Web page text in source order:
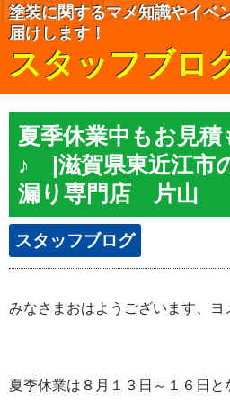
塗装に関するマメ知識やイベ
届けします！
スタッフブロ
夏季休業中もお見
♪ |滋賀県東近江市
漏り専門店 片山
スタッフブログ
みなさまおはようございます、ヨ
夏季休業は８月１３日～１６日と